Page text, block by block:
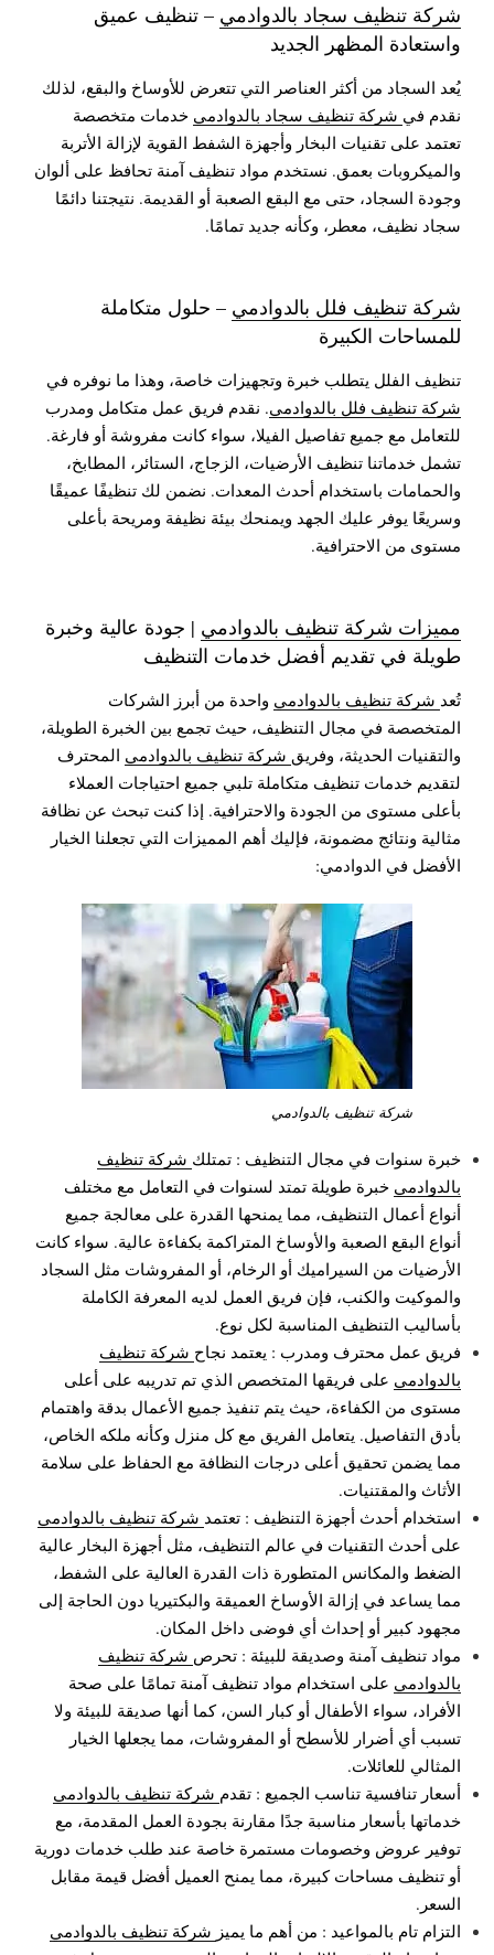
شركة تنظيف سجاد بالدوادمي – تنظيف عميق
واستعادة المظهر الجديد
يُعد السجاد من أكثر العناصر التي تتعرض للأوساخ والبقع، لذلك
نقدم في شركة تنظيف سجاد بالدوادمي خدمات متخصصة
تعتمد على تقنيات البخار وأجهزة الشفط القوية لإزالة الأتربة
والميكروبات بعمق. نستخدم مواد تنظيف آمنة تحافظ على ألوان
وجودة السجاد، حتى مع البقع الصعبة أو القديمة. نتيجتنا دائمًا
سجاد نظيف، معطر، وكأنه جديد تمامًا.
شركة تنظيف فلل بالدوادمي – حلول متكاملة
للمساحات الكبيرة
تنظيف الفلل يتطلب خبرة وتجهيزات خاصة، وهذا ما نوفره في
شركة تنظيف فلل بالدوادمي. نقدم فريق عمل متكامل ومدرب
للتعامل مع جميع تفاصيل الفيلا، سواء كانت مفروشة أو فارغة.
تشمل خدماتنا تنظيف الأرضيات، الزجاج، الستائر، المطابخ،
والحمامات باستخدام أحدث المعدات. نضمن لك تنظيفًا عميقًا
وسريعًا يوفر عليك الجهد ويمنحك بيئة نظيفة ومريحة بأعلى
مستوى من الاحترافية.
مميزات شركة تنظيف بالدوادمي | جودة عالية وخبرة
طويلة في تقديم أفضل خدمات التنظيف
تُعد شركة تنظيف بالدوادمي واحدة من أبرز الشركات
المتخصصة في مجال التنظيف، حيث تجمع بين الخبرة الطويلة،
والتقنيات الحديثة، وفريق شركة تنظيف بالدوادمي المحترف
لتقديم خدمات تنظيف متكاملة تلبي جميع احتياجات العملاء
بأعلى مستوى من الجودة والاحترافية. إذا كنت تبحث عن نظافة
مثالية ونتائج مضمونة، فإليك أهم المميزات التي تجعلنا الخيار
الأفضل في الدوادمي:
شركة تنظيف بالدوادمي
خبرة سنوات في مجال التنظيف : تمتلك شركة تنظيف
بالدوادمي خبرة طويلة تمتد لسنوات في التعامل مع مختلف
أنواع أعمال التنظيف، مما يمنحها القدرة على معالجة جميع
أنواع البقع الصعبة والأوساخ المتراكمة بكفاءة عالية. سواء كانت
الأرضيات من السيراميك أو الرخام، أو المفروشات مثل السجاد
والموكيت والكنب، فإن فريق العمل لديه المعرفة الكاملة
بأساليب التنظيف المناسبة لكل نوع.
فريق عمل محترف ومدرب : يعتمد نجاح شركة تنظيف
بالدوادمي على فريقها المتخصص الذي تم تدريبه على أعلى
مستوى من الكفاءة، حيث يتم تنفيذ جميع الأعمال بدقة واهتمام
بأدق التفاصيل. يتعامل الفريق مع كل منزل وكأنه ملكه الخاص،
مما يضمن تحقيق أعلى درجات النظافة مع الحفاظ على سلامة
الأثاث والمقتنيات.
استخدام أحدث أجهزة التنظيف : تعتمد شركة تنظيف بالدوادمي
على أحدث التقنيات في عالم التنظيف، مثل أجهزة البخار عالية
الضغط والمكانس المتطورة ذات القدرة العالية على الشفط،
مما يساعد في إزالة الأوساخ العميقة والبكتيريا دون الحاجة إلى
مجهود كبير أو إحداث أي فوضى داخل المكان.
مواد تنظيف آمنة وصديقة للبيئة : تحرص شركة تنظيف
بالدوادمي على استخدام مواد تنظيف آمنة تمامًا على صحة
الأفراد، سواء الأطفال أو كبار السن، كما أنها صديقة للبيئة ولا
تسبب أي أضرار للأسطح أو المفروشات، مما يجعلها الخيار
المثالي للعائلات.
أسعار تنافسية تناسب الجميع : تقدم شركة تنظيف بالدوادمي
خدماتها بأسعار مناسبة جدًا مقارنة بجودة العمل المقدمة، مع
توفير عروض وخصومات مستمرة خاصة عند طلب خدمات دورية
أو تنظيف مساحات كبيرة، مما يمنح العميل أفضل قيمة مقابل
السعر.
التزام تام بالمواعيد : من أهم ما يميز شركة تنظيف بالدوادمي